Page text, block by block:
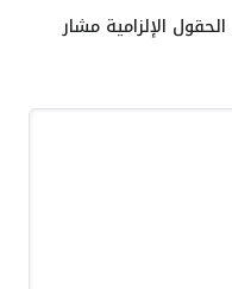
الحقول الإلزامية مشار